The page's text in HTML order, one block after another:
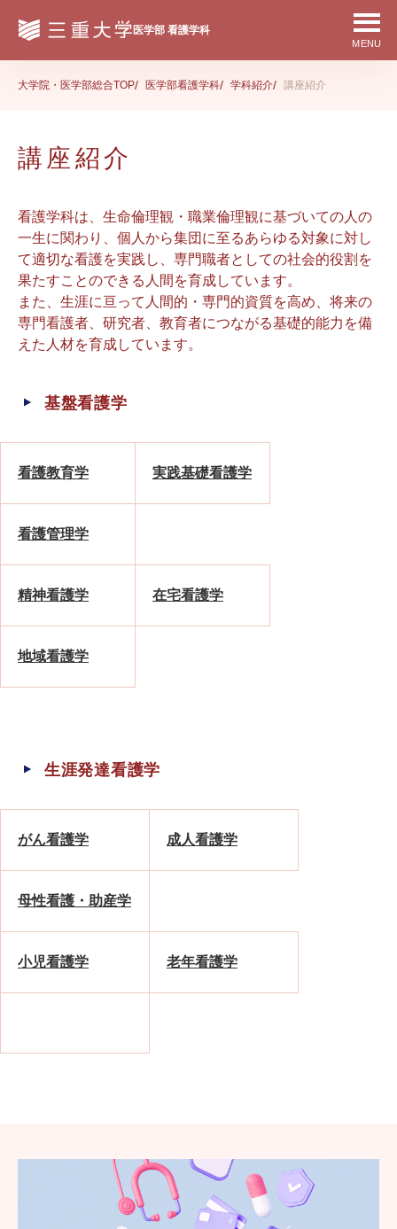
大学院・医学部総合TOP 医学部看護学科 学科紹介 講座紹介
講座紹介
看護学科は、生命倫理観・職業倫理観に基づいての人の
一生に関わり、個人から集団に至るあらゆる対象に対し
て適切な看護を実践し、専門職者としての社会的役割を
果たすことのできる人間を育成しています。
また、生涯に亘って人間的・専門的資質を高め、将来の
専門看護者、研究者、教育者につながる基礎的能力を備
えた人材を育成しています。
基盤看護学
看護教育学 実践基礎看護学
看護管理学
精神看護学 在宅看護学
地域看護学
生涯発達看護学
がん看護学 成人看護学
母性看護・助産学
小児看護学 老年看護学